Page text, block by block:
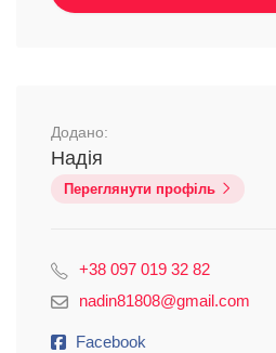
Додано:
Надія
Переглянути профіль
+38 097 019 32 82
nadin81808@gmail.com
Facebook